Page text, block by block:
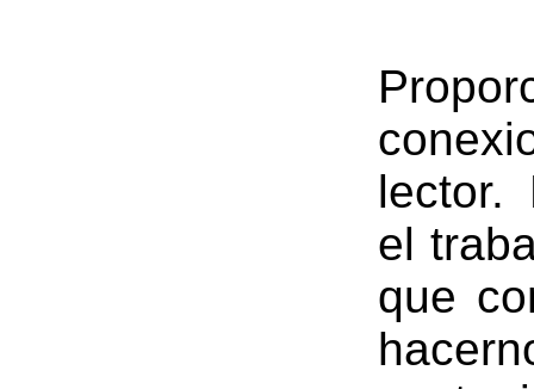
lector.
el
que